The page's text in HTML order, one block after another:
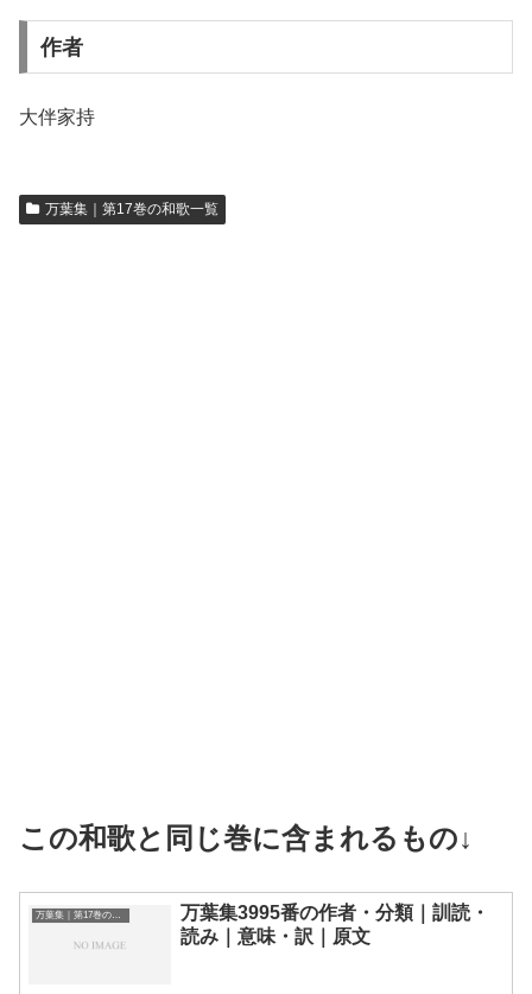
作者
大伴家持
万葉集｜第17巻の和歌一覧
この和歌と同じ巻に含まれるもの↓
万葉集｜第17巻の和歌一覧
万葉集3995番の作者・分類｜訓読・
読み｜意味・訳｜原文